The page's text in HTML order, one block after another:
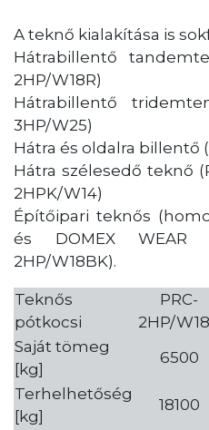
A teknő kialakítása is
Hátrabillentő
2HP/W18R)
Hátrabillentő
3HP/W25)
Hátra és oldalra billentő
Hátra szélesedő teknő
2HPK/W14)
Építőipari teknős
és DOMEX WEAR
2HP/W18BK).
Teknős
pótkocsi
PRC-
2HP/
Saját tömeg
[kg]
6500
Terhelhetőség
[kg]
18100